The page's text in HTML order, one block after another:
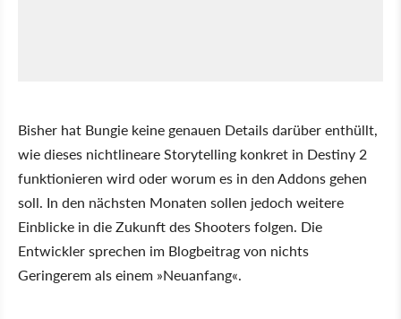
Bisher hat Bungie keine genauen Details darüber enthüllt,
wie dieses nichtlineare Storytelling konkret in Destiny 2
funktionieren wird oder worum es in den Addons gehen
soll. In den nächsten Monaten sollen jedoch weitere
Einblicke in die Zukunft des Shooters folgen. Die
Entwickler sprechen im Blogbeitrag von nichts
Geringerem als einem »Neuanfang«.